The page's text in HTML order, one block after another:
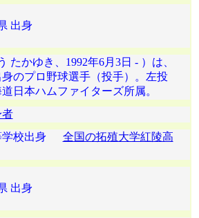
出身
たかゆき、1992年6月3日 - ）は、
のプロ野球選手（投手）。左投
日本ハムファイターズ所属。
学校出身 全国の拓殖大学紅陵高
出身